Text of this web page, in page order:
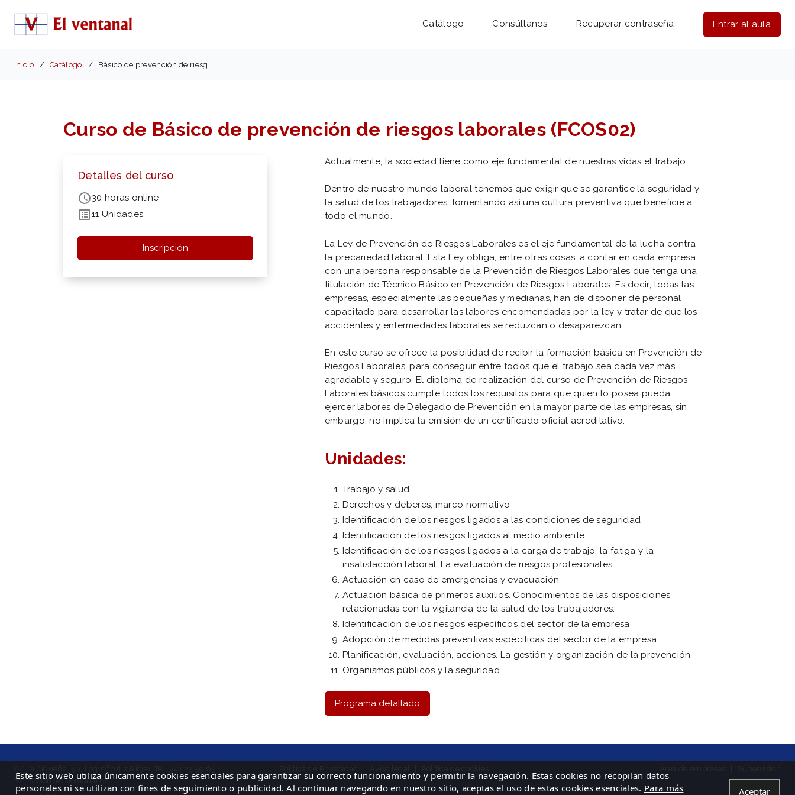
Catálogo Consúltanos Recuperar contraseña Entrar al aula
Inicio Catálogo Básico de prevención de riesgos laborales (FCOS02)
Curso de Básico de prevención de riesgos laborales (FCOS02)
Detalles del curso
30 horas online
11 Unidades
Inscripción
Actualmente, la sociedad tiene como eje fundamental de nuestras vidas el trabajo.
Dentro de nuestro mundo laboral tenemos que exigir que se garantice la seguridad y
la salud de los trabajadores, fomentando así una cultura preventiva que beneficie a
todo el mundo.
La Ley de Prevención de Riesgos Laborales es el eje fundamental de la lucha contra
la precariedad laboral. Esta Ley obliga, entre otras cosas, a contar en cada empresa
con una persona responsable de la Prevención de Riesgos Laborales que tenga una
titulación de Técnico Básico en Prevención de Riesgos Laborales. Es decir, todas las
empresas, especialmente las pequeñas y medianas, han de disponer de personal
capacitado para desarrollar las labores encomendadas por la ley y tratar de que los
accidentes y enfermedades laborales se reduzcan o desaparezcan.
En este curso se ofrece la posibilidad de recibir la formación básica en Prevención de
Riesgos Laborales, para conseguir entre todos que el trabajo sea cada vez más
agradable y seguro. El diploma de realización del curso de Prevención de Riesgos
Laborales básicos cumple todos los requisitos para que quien lo posea pueda
ejercer labores de Delegado de Prevención en la mayor parte de las empresas, sin
embargo, no implica la emisión de un certificado oficial acreditativo.
Unidades:
Trabajo y salud
Derechos y deberes, marco normativo
Identificación de los riesgos ligados a las condiciones de seguridad
Identificación de los riesgos ligados al medio ambiente
Identificación de los riesgos ligados a la carga de trabajo, la fatiga y la
insatisfacción laboral. La evaluación de riesgos profesionales
Actuación en caso de emergencias y evacuación
Actuación básica de primeros auxilios. Conocimientos de las disposiciones
relacionadas con la vigilancia de la salud de los trabajadores.
Identificación de los riesgos específicos del sector de la empresa
Adopción de medidas preventivas específicas del sector de la empresa
Planificación, evaluación, acciones. La gestión y organización de la prevención
Organismos públicos y la seguridad
Programa detallado
formacion@elventanal.es
Este sitio web utiliza únicamente cookies esenciales para garantizar su correcto funcionamiento y permitir la navegación. Estas cookies no recopilan datos
personales ni se utilizan con fines de seguimiento o publicidad. Al continuar navegando en nuestro sitio, aceptas el uso de estas cookies esenciales. Para más
Aceptar